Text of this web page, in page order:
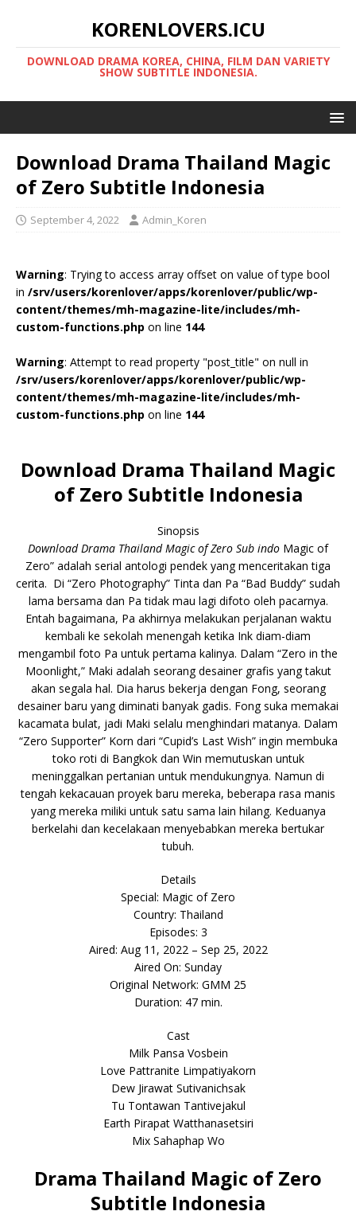
KORENLOVERS.ICU
DOWNLOAD DRAMA KOREA, CHINA, FILM DAN VARIETY
SHOW SUBTITLE INDONESIA.
Download Drama Thailand Magic
of Zero Subtitle Indonesia
September 4, 2022 Admin_Koren
Warning: Trying to access array offset on value of type bool
in /srv/users/korenlover/apps/korenlover/public/wp-
content/themes/mh-magazine-lite/includes/mh-
custom-functions.php on line 144
Warning: Attempt to read property "post_title" on null in
/srv/users/korenlover/apps/korenlover/public/wp-
content/themes/mh-magazine-lite/includes/mh-
custom-functions.php on line 144
Download Drama Thailand Magic
of Zero Subtitle Indonesia
Sinopsis
Download Drama Thailand Magic of Zero Sub indo Magic of
Zero” adalah serial antologi pendek yang menceritakan tiga
cerita. Di “Zero Photography” Tinta dan Pa “Bad Buddy” sudah
lama bersama dan Pa tidak mau lagi difoto oleh pacarnya.
Entah bagaimana, Pa akhirnya melakukan perjalanan waktu
kembali ke sekolah menengah ketika Ink diam-diam
mengambil foto Pa untuk pertama kalinya. Dalam “Zero in the
Moonlight,” Maki adalah seorang desainer grafis yang takut
akan segala hal. Dia harus bekerja dengan Fong, seorang
desainer baru yang diminati banyak gadis. Fong suka memakai
kacamata bulat, jadi Maki selalu menghindari matanya. Dalam
“Zero Supporter” Korn dari “Cupid’s Last Wish” ingin membuka
toko roti di Bangkok dan Win memutuskan untuk
meninggalkan pertanian untuk mendukungnya. Namun di
tengah kekacauan proyek baru mereka, beberapa rasa manis
yang mereka miliki untuk satu sama lain hilang. Keduanya
berkelahi dan kecelakaan menyebabkan mereka bertukar
tubuh.
Details
Special: Magic of Zero
Country: Thailand
Episodes: 3
Aired: Aug 11, 2022 – Sep 25, 2022
Aired On: Sunday
Original Network: GMM 25
Duration: 47 min.
Cast
Milk Pansa Vosbein
Love Pattranite Limpatiyakorn
Dew Jirawat Sutivanichsak
Tu Tontawan Tantivejakul
Earth Pirapat Watthanasetsiri
Mix Sahaphap Wo
Drama Thailand Magic of Zero
Subtitle Indonesia